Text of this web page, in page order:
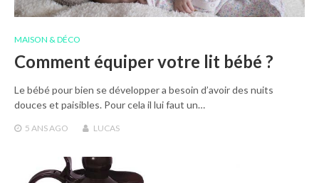
MAISON & DÉCO
Comment équiper votre lit bébé ?
Le bébé pour bien se développer a besoin d’avoir des nuits
douces et paisibles. Pour cela il lui faut un…
5 ANS AGO LUCAS